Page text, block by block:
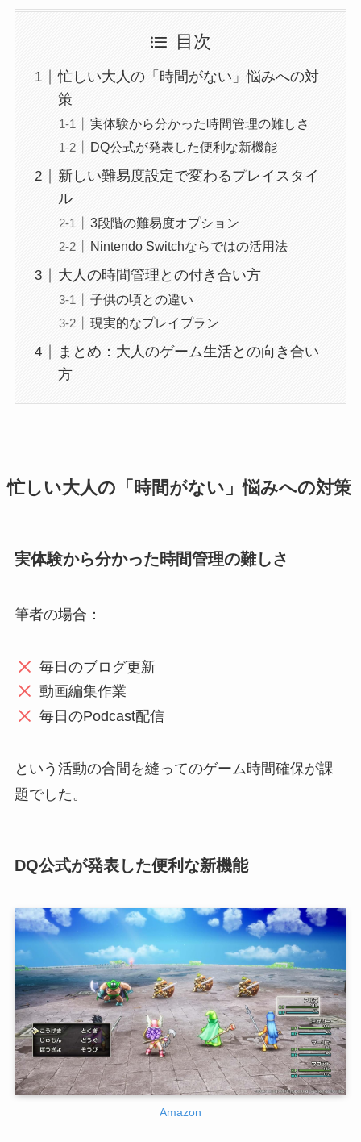
目次
忙しい大人の「時間がない」悩みへの対
策
実体験から分かった時間管理の難しさ
DQ公式が発表した便利な新機能
新しい難易度設定で変わるプレイスタイ
ル
3段階の難易度オプション
Nintendo Switchならではの活用法
大人の時間管理との付き合い方
子供の頃との違い
現実的なプレイプラン
まとめ：大人のゲーム生活との向き合い
方
忙しい大人の「時間がない」悩みへの対策
実体験から分かった時間管理の難しさ
筆者の場合：
毎日のブログ更新
動画編集作業
毎日のPodcast配信
という活動の合間を縫ってのゲーム時間確保が課
題でした。
DQ公式が発表した便利な新機能
Amazon